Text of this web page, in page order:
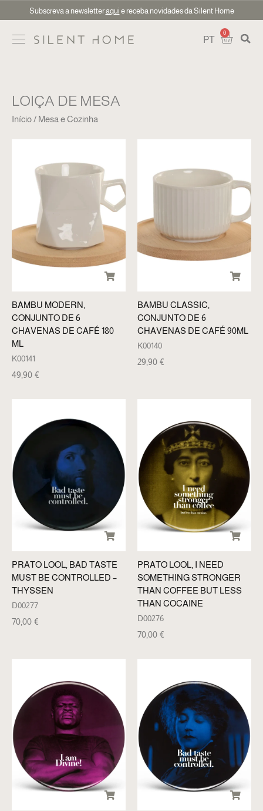
Subscreva a newsletteraqui e receba novidades da Silent Home
PT
0
LOIÇA DE MESA
Início Mesa e Cozinha
BAMBU MODERN,
CONJUNTO DE 6
CHAVENAS DE CAFÉ 180
ML
K00141
49,90 €
BAMBU CLASSIC,
CONJUNTO DE 6
CHAVENAS DE CAFÉ 90ML
K00140
29,90 €
PRATO LOOL, BAD TASTE
MUST BE CONTROLLED –
THYSSEN
D00277
70,00 €
PRATO LOOL, I NEED
SOMETHING STRONGER
THAN COFFEE BUT LESS
THAN COCAINE
D00276
70,00 €